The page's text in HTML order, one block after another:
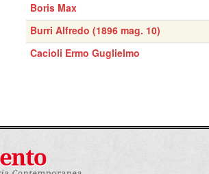
Boris Max
Burri Alfredo (1896 mag. 10)
Cacioli Ermo Guglielmo